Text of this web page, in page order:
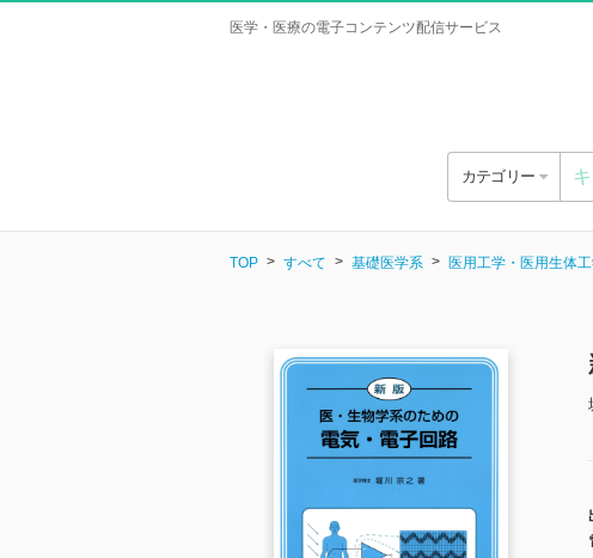
医学・医療の電子コンテンツ配信サービス
カテゴリー
TOP すべて 基礎医学系 医用工学・医用生体